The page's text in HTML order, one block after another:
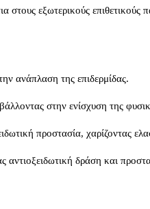
εξωτερικούς
ανάπλαση της επιδερμίδας.
στην ενίσχυση της
προστασία, χαρίζοντας
αντιοξειδωτική δράση και